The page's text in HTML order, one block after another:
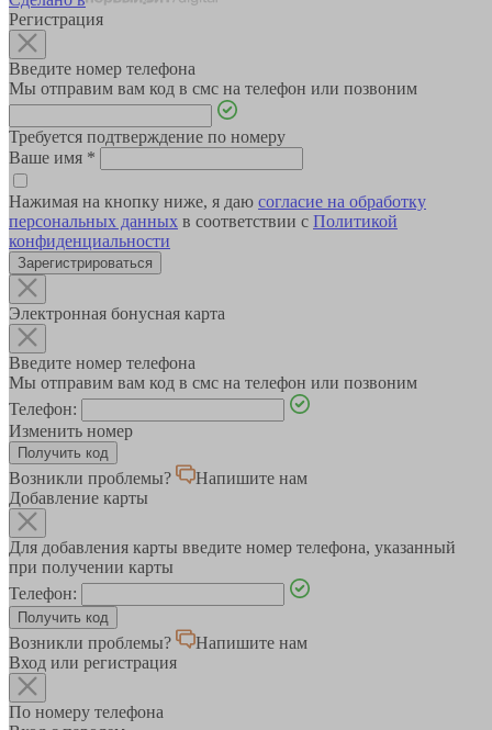
Регистрация
Введите номер телефона
Мы отправим вам код в смс на телефон или позвоним
Требуется подтверждение по номеру
Ваше имя *
Нажимая на кнопку ниже, я даю согласие на обработку
персональных данных в соответствии с Политикой
конфиденциальности
Зарегистрироваться
Электронная бонусная карта
Введите номер телефона
Мы отправим вам код в смс на телефон или позвоним
Телефон:
Изменить номер
Возникли проблемы?
Напишите нам
Добавление карты
Для добавления карты введите номер телефона, указанный
при получении карты
Телефон:
Возникли проблемы?
Напишите нам
Вход или регистрация
По номеру телефона